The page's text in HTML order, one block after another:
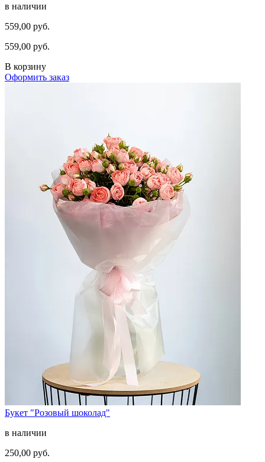
в наличии
559,00 руб.
559,00 руб.
В корзину
Оформить заказ
Букет "Розовый шоколад"
в наличии
250,00 руб.